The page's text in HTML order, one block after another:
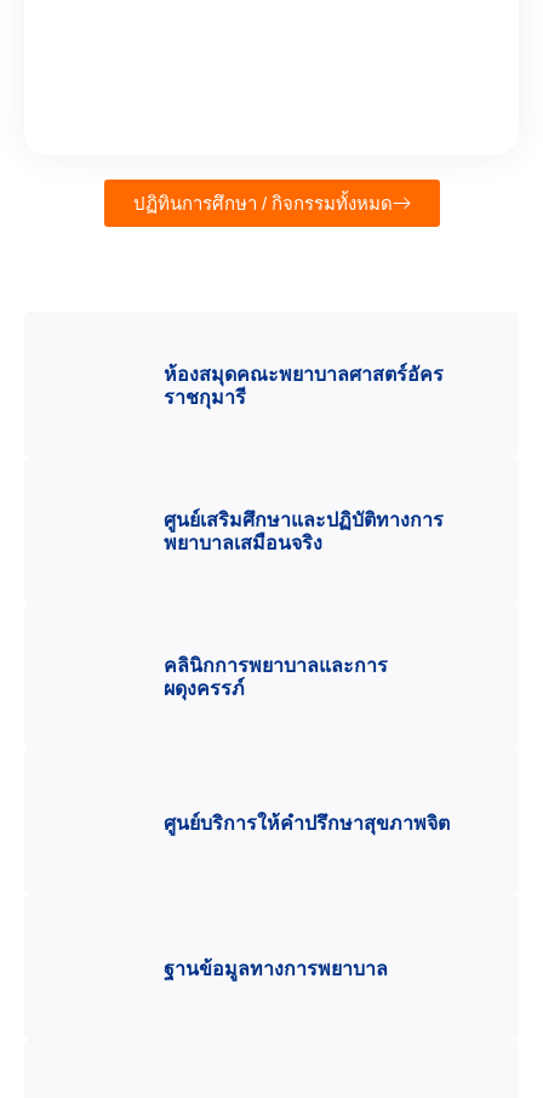
ปฏิทินการศึกษา / กิจกรรมทั้งหมด
ห้องสมุดคณะพยาบาลศาสตร์อัคร
ราชกุมารี
ศูนย์เสริมศึกษาและปฏิบัติทางการ
พยาบาลเสมือนจริง
คลินิกการพยาบาลและการ
ผดุงครรภ์
ศูนย์บริการให้คำปรึกษาสุขภาพจิต
ฐานข้อมูลทางการพยาบาล